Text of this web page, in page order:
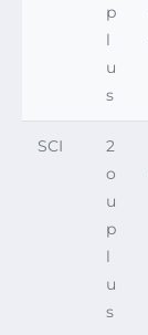
p
l
u
s
SCI
2
o
u
p
l
u
s